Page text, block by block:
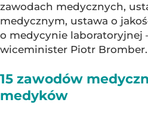
zawodach medycznych,
medycznym, ustawa o
o medycynie laboratoryjnej
wiceminister Piotr Bromber.
15 zawodów
medyków